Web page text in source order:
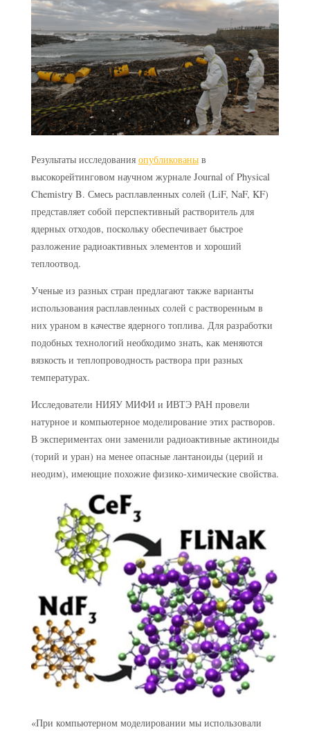
Результаты исследования опубликованыв
высокорейтинговом научном журнале Journal of Physical
Chemistry B. Смесь расплавленных солей (LiF, NaF, KF)
представляет собой перспективный растворитель для
ядерных отходов, поскольку обеспечивает быстрое
разложение радиоактивных элементов и хороший
теплоотвод.
Ученые из разных стран предлагают также варианты
использования расплавленных солей с растворенным в
них ураном в качестве ядерного топлива. Для разработки
подобных технологий необходимо знать, как меняются
вязкость и теплопроводность раствора при разных
температурах.
Исследователи НИЯУ МИФИ и ИВТЭ РАН провели
натурное и компьютерное моделирование этих растворов.
В экспериментах они заменили радиоактивные актиноиды
(торий и уран) на менее опасные лантаноиды (церий и
неодим), имеющие похожие физико-химические свойства.
«При компьютерном моделировании мы использовали